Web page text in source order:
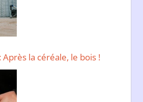
Après la céréale, le bois !